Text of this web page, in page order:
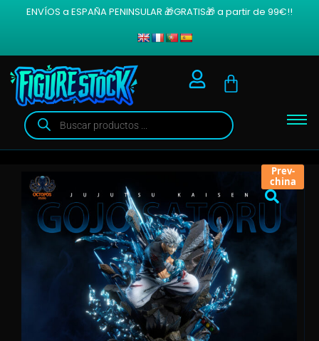
ENVÍOS a ESPAÑA PENINSULAR 🎁GRATIS🎁 a partir de 99€!!
Prev-
china